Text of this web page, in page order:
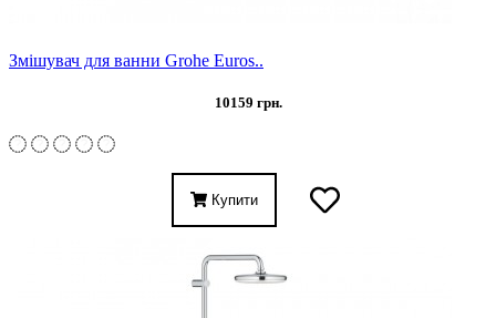
Змішувач для ванни Grohe Euros..
10159 грн.
Купити